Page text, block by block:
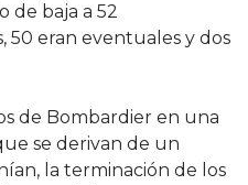
de baja a 52
50 eran eventuales y dos
de Bombardier en una
se derivan de un
la terminación de los